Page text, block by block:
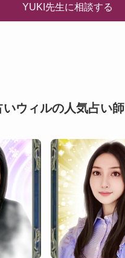
YUKI先生に相談する
いウィルの人気占い師